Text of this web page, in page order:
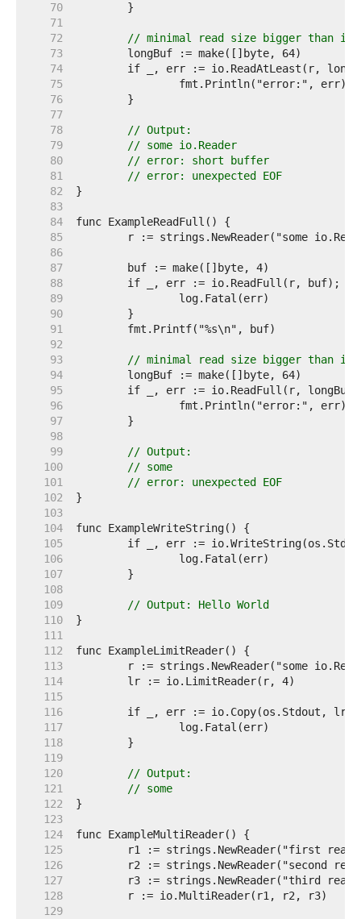
    70
    71
    72
// minimal read size bigger than
    73
    74
    75
    76
    77
    78
// Output:
    79
// some io.Reader
    80
// error: short buffer
    81
// error: unexpected EOF
    82
    83
    84
    85
    86
    87
    88
    89
    90
    91
    92
    93
// minimal read size bigger than
    94
    95
    96
    97
    98
    99
// Output:
   100
// some
   101
// error: unexpected EOF
   102
   103
   104
   105
   106
   107
   108
   109
// Output: Hello World
   110
   111
   112
   113
   114
   115
   116
   117
   118
   119
   120
// Output:
   121
// some
   122
   123
   124
   125
   126
   127
   128
   129